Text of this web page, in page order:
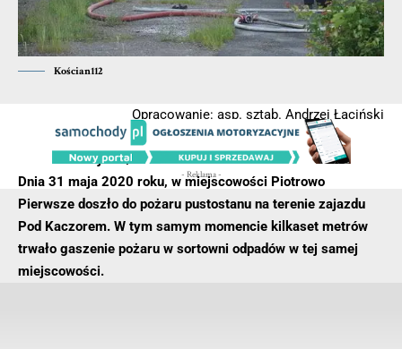
Opracowanie: asp. sztab. Andrzej Łaciński
POLECAMY –https://wlkp112.pl/pozar-w-zajezdzie-pod-
kaczorem-zdjecia/
- Reklama -
Kościan112
Dnia 31 maja 2020 roku, w miejscowości Piotrowo
Pierwsze doszło do pożaru pustostanu na terenie zajazdu
Pod Kaczorem. W tym samym momencie kilkaset metrów
trwało gaszenie pożaru w sortowni odpadów w tej samej
miejscowości.